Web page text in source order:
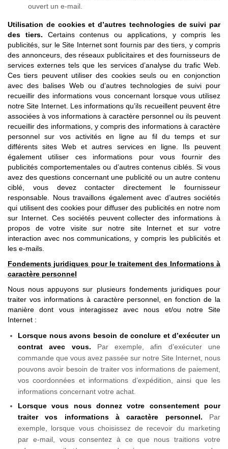
ouvert un e-mail.
Utilisation de cookies et d’autres technologies de suivi par
des tiers. Certains contenus ou applications, y compris les
publicités, sur le Site Internet sont fournis par des tiers, y compris
des annonceurs, des réseaux publicitaires et des fournisseurs de
services externes tels que les services d’analyse du trafic Web.
Ces tiers peuvent utiliser des cookies seuls ou en conjonction
avec des balises Web ou d’autres technologies de suivi pour
recueillir des informations vous concernant lorsque vous utilisez
notre Site Internet. Les informations qu’ils recueillent peuvent être
associées à vos informations à caractère personnel ou ils peuvent
recueillir des informations, y compris des informations à caractère
personnel sur vos activités en ligne au fil du temps et sur
différents sites Web et autres services en ligne. Ils peuvent
également utiliser ces informations pour vous fournir des
publicités comportementales ou d’autres contenus ciblés. Si vous
avez des questions concernant une publicité ou un autre contenu
ciblé, vous devez contacter directement le fournisseur
responsable. Nous travaillons également avec d’autres sociétés
qui utilisent des cookies pour diffuser des publicités en notre nom
sur Internet. Ces sociétés peuvent collecter des informations à
propos de votre visite sur notre site Internet et sur votre
interaction avec nos communications, y compris les publicités et
les e-mails.
Fondements juridiques pour le traitement des Informations à
caractère personnel
Nous nous appuyons sur plusieurs fondements juridiques pour
traiter vos informations à caractère personnel, en fonction de la
manière dont vous interagissez avec nous et/ou notre Site
Internet :
Lorsque nous avons besoin de conclure et d’exécuter un
contrat avec vous. Par exemple, afin d’exécuter une
commande que vous avez passée sur notre Site Internet, nous
pouvons avoir besoin de traiter vos informations de paiement,
vos coordonnées et informations d’expédition, ainsi que les
informations concernant votre achat.
Lorsque vous nous donnez votre consentement pour
traiter vos informations à caractère personnel. Par
exemple, lorsque vous choisissez de recevoir du marketing
par e-mail, vous consentez à ce que nous traitions votre